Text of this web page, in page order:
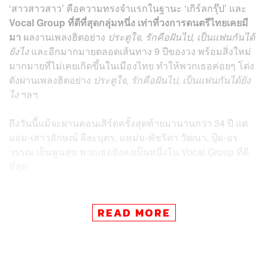
‘สาวสาวสาว’ คือความทรงจำแรกในฐานะ ‘เกิร์ลกรุ๊ป’ และ
Vocal Group ที่ดีที่สุดกลุ่มหนึ่ง เท่าที่วงการดนตรีไทยเคยมี
มา ผลงานเพลงฮิตอย่าง ประตูใจ, รักคือฝันไป, เป็นแฟนกันได้
ยังไงและอีกมากมายตลอดเส้นทาง 9 ปีของวง พร้อมสิ่งใหม่
มากมายที่ไม่เคยเกิดขึ้นในเมืองไทย ทำให้พวกเธอค่อยๆ โด่ง
ดังผ่านเพลงฮิตอย่าง ประตูใจ, รักคือฝันไป, เป็นแฟนกันได้ยัง
ไงฯลฯ
ถึงวันนี้แม้จะผ่านคอนเสิร์ตครั้งสุดท้ายมานานกว่า 34 ปี แต่
แอม-เสาวลักษณ์ ลีละบุตร, แหม่ม-พัชริดา วัฒนา, ปุ้ม-อร
วรรณ เย็นพูนสุข พวกเธอยังคงเป็นหนึ่งใน Vocal Group ที่ดี
พวกเธอกลับมารียูเนียนอีกครั้งใน #สาวสาวสาว 34 ปี ที่รอ
คอย ครั้งนี้ #ไม่ใช่ฝันไป ที่จะเกิดขึ้นในสัปดาห์หน้า
READ MORE